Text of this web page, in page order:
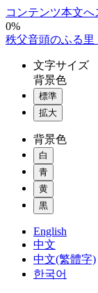
コンテンツ本文へ
0%
秩父音頭のふる
文字サイズ
背景色
標準
拡大
背景色
白
青
黄
黒
English
中文
中文(繁體字)
한국어